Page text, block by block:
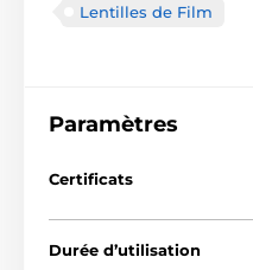
Lentilles de Film
Paramètres
Certificats
Durée d’utilisation